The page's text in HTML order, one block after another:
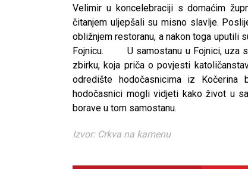
Velimir u koncelebraciji s domaćim
čitanjem uljepšali su misno slavlje.
obližnjem restoranu, a nakon toga uputili
Fojnicu. U samostanu u Fojnici, uza
zbirku, koja priča o povjesti
odredište hodočasnicima iz
hodočasnici mogli vidjeti kako život u
borave u tom samostanu.
Izvor: Crkva na kamenu